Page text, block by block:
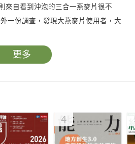
來自看到沖泡的三合一燕麥片很不
一份調查，發現大燕麥片使用者，大
糖、高膽固醇、高血脂，三高族的高
佔2,300萬人的一半，但桂格已有大
之味推出可以喝的燕麥飲料。純濃燕
年底已達3億的營業額，其他品牌也紛
更多
4